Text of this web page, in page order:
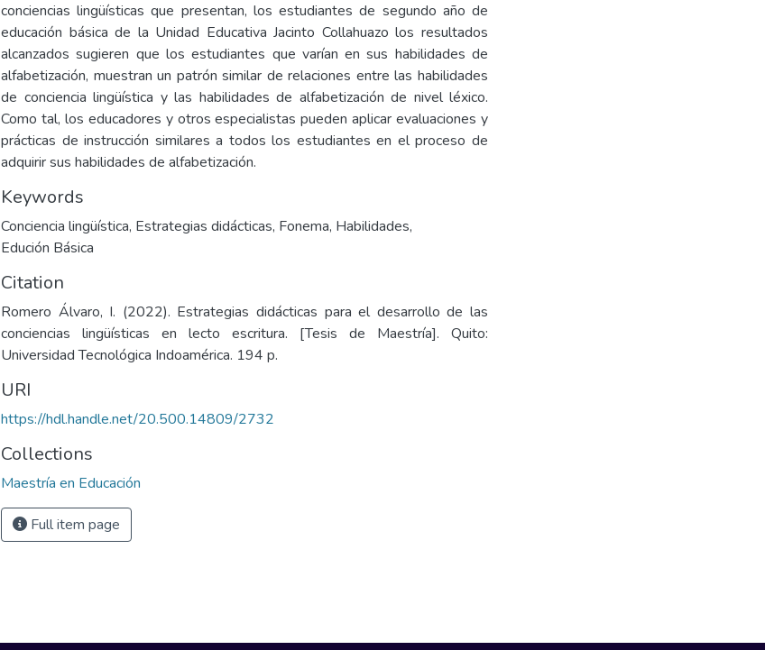
conciencias lingüísticas que presentan, los estudiantes de segundo año de
educación básica de la Unidad Educativa Jacinto Collahuazo los resultados
alcanzados sugieren que los estudiantes que varían en sus habilidades de
alfabetización, muestran un patrón similar de relaciones entre las habilidades
de conciencia lingüística y las habilidades de alfabetización de nivel léxico.
Como tal, los educadores y otros especialistas pueden aplicar evaluaciones y
prácticas de instrucción similares a todos los estudiantes en el proceso de
adquirir sus habilidades de alfabetización.
Keywords
Conciencia lingüística, Estrategias didácticas, Fonema, Habilidades,
Edución Básica
Citation
Romero Álvaro, I. (2022). Estrategias didácticas para el desarrollo de las
conciencias lingüísticas en lecto escritura. [Tesis de Maestría]. Quito:
Universidad Tecnológica Indoamérica. 194 p.
URI
https://hdl.handle.net/20.500.14809/2732
Collections
Maestría en Educación
Full item page